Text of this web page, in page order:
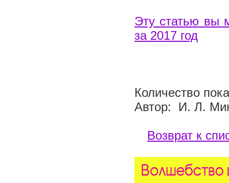
Эту статью вы
за 2017 год
Количество
Автор: И. Л.
Возврат к